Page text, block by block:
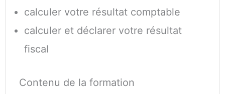
calculer votre résultat comptable
calculer et déclarer votre résultat
fiscal
Contenu de la formation